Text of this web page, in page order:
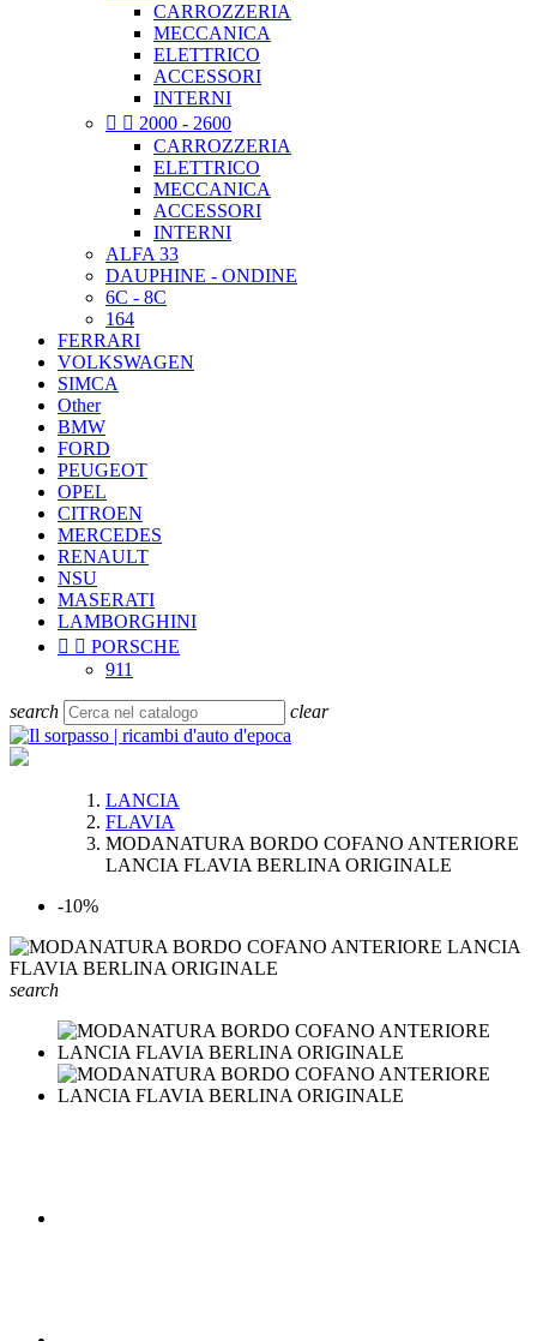
CARROZZERIA
MECCANICA
ELETTRICO
ACCESSORI
INTERNI
  2000 - 2600
CARROZZERIA
ELETTRICO
MECCANICA
ACCESSORI
INTERNI
ALFA 33
DAUPHINE - ONDINE
6C - 8C
164
FERRARI
VOLKSWAGEN
SIMCA
Other
BMW
FORD
PEUGEOT
OPEL
CITROEN
MERCEDES
RENAULT
NSU
MASERATI
LAMBORGHINI
  PORSCHE
911
search clear
LANCIA
FLAVIA
MODANATURA BORDO COFANO ANTERIORE
LANCIA FLAVIA BERLINA ORIGINALE
-10%
search